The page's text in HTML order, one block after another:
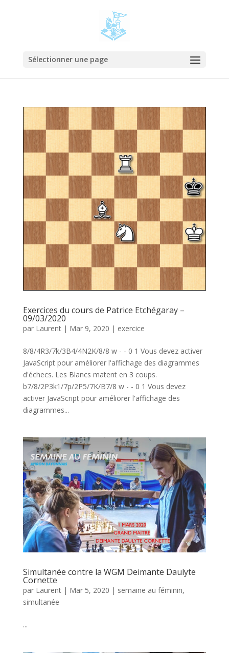
Sélectionner une page
Exercices du cours de Patrice Etchégaray –
09/03/2020
par Laurent| Mar 9, 2020 | exercice
8/8/4R3/7k/3B4/4N2K/8/8 w - - 0 1 Vous devez activer
JavaScript pour améliorer l'affichage des diagrammes
d'échecs. Les Blancs matent en 3 coups.
b7/8/2P3k1/7p/2P5/7K/B7/8 w - - 0 1 Vous devez
activer JavaScript pour améliorer l'affichage des
diagrammes...
Simultanée contre la WGM Deimante Daulyte
Cornette
par Laurent| Mar 5, 2020 | semaine au féminin,
simultanée
...